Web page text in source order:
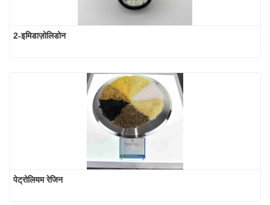
2-इमिडाज़ोलिडोन
पेट्रोलियम रेजिन